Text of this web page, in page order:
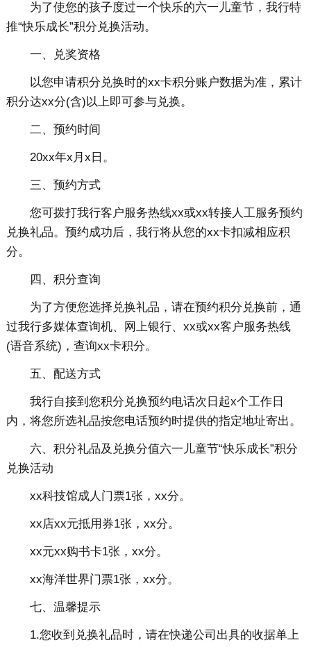
为了使您的孩子度过一个快乐的六一儿童节，我行特
推“快乐成长”积分兑换活动。
一、兑奖资格
以您申请积分兑换时的xx卡积分账户数据为准，累计
积分达xx分(含)以上即可参与兑换。
二、预约时间
20xx年x月x日。
三、预约方式
您可拨打我行客户服务热线xx或xx转接人工服务预约
兑换礼品。预约成功后，我行将从您的xx卡扣减相应积
分。
四、积分查询
为了方便您选择兑换礼品，请在预约积分兑换前，通
过我行多媒体查询机、网上银行、xx或xx客户服务热线
(语音系统)，查询xx卡积分。
五、配送方式
我行自接到您积分兑换预约电话次日起x个工作日
内，将您所选礼品按您电话预约时提供的指定地址寄出。
六、积分礼品及兑换分值六一儿童节“快乐成长”积分
兑换活动
xx科技馆成人门票1张，xx分。
xx店xx元抵用券1张，xx分。
xx元xx购书卡1张，xx分。
xx海洋世界门票1张，xx分。
七、温馨提示
1.您收到兑换礼品时，请在快递公司出具的收据单上